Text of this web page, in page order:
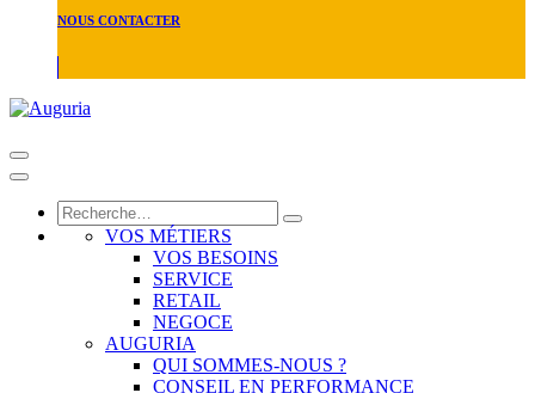
NOUS CONTACTER
VOS MÉTIERS
VOS BESOINS
SERVICE
RETAIL
NEGOCE
AUGURIA
QUI SOMMES-NOUS ?
CONSEIL EN PERFORMANCE